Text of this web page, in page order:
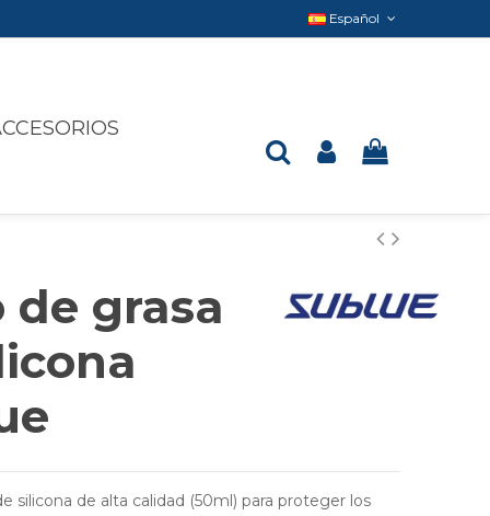
Español
de grasa
silicona de alta calidad (50ml) para proteger los